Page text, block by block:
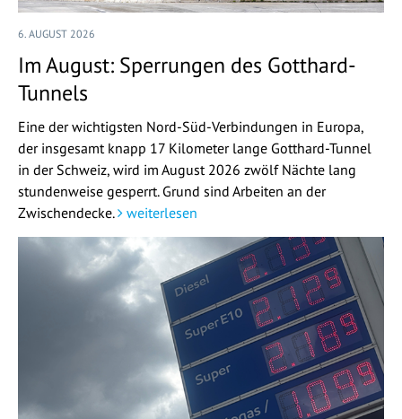
6. AUGUST 2026
Im August: Sperrungen des Gotthard-
Tunnels
Eine der wichtigsten Nord-Süd-Verbindungen in Europa,
der insgesamt knapp 17 Kilometer lange Gotthard-Tunnel
in der Schweiz, wird im August 2026 zwölf Nächte lang
stundenweise gesperrt. Grund sind Arbeiten an der
Zwischendecke.
weiterlesen